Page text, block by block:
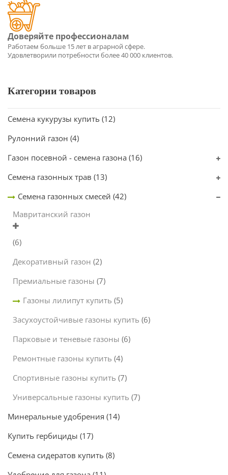
Категории товаров
Семена кукурузы купить (12)
Рулонний газон (4)
Газон посевной - семена газона (16)
Семена газонных трав (13)
Семена газонных смесей (42)
Мавританский газон
(6)
Декоративный газон (2)
Премиальные газоны (7)
Газоны лилипут купить (5)
Засухоустойчивые газоны купить (6)
Парковые и теневые газоны (6)
Ремонтные газоны купить (4)
Спортивные газоны купить (7)
Универсальные газоны купить (7)
Минеральные удобрения (14)
Купить гербициды (17)
Семена сидератов купить (8)